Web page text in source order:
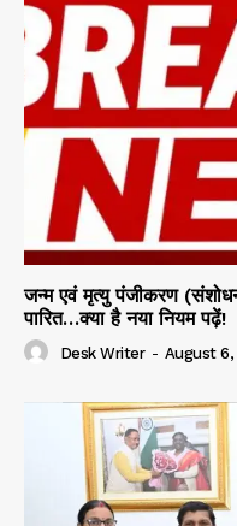
जन्म एवं मृत्यु पंजीकरण
पारित…क्या है नया नियम पढ़ें!
Desk Writer - August 6,